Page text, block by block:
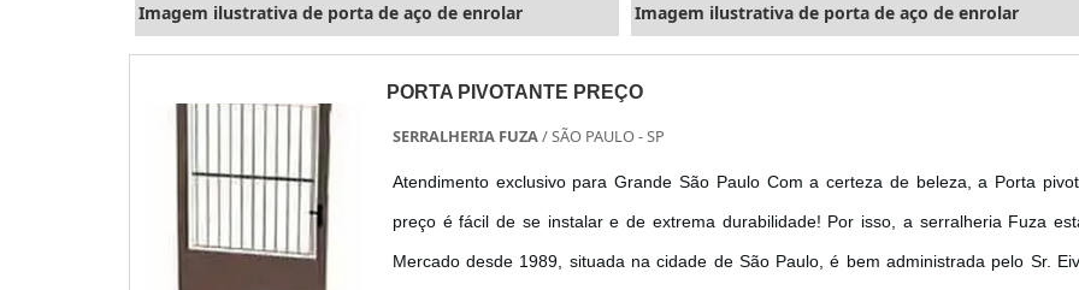
Imagem ilustrativa de porta de aço de enrolar Imagem ilustrativa de porta de aço de enrolar
PORTA PIVOTANTE PREÇO
SERRALHERIA FUZA/ SÃO PAULO - SP
Atendimento exclusivo para Grande São Paulo Com a certeza de beleza, a Porta
preço é fácil de se instalar e de extrema durabilidade! Por isso, a serralheria Fuza
Mercado desde 1989, situada na cidade de São Paulo, é bem administrada pelo Sr.